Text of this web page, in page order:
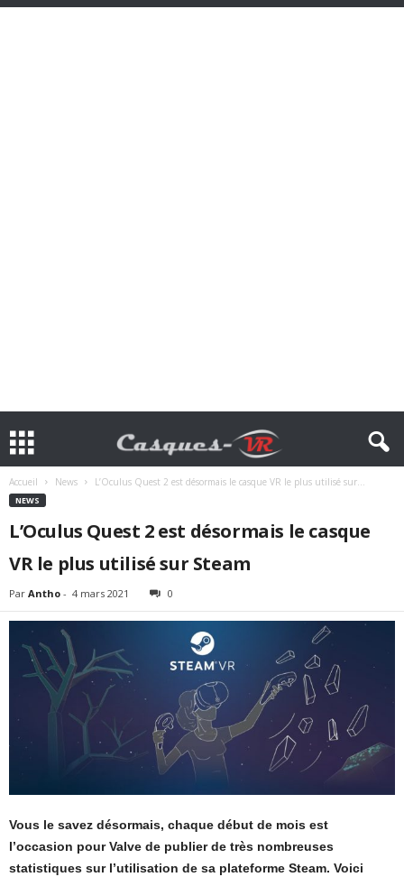
Accueil News L’Oculus Quest 2 est désormais le casque VR le plus utilisé sur...
NEWS
L’Oculus Quest 2 est désormais le casque
VR le plus utilisé sur Steam
Par Antho - 4 mars 2021 0
Vous le savez désormais, chaque début de mois est
l’occasion pour Valve de publier de très nombreuses
statistiques sur l’utilisation de sa plateforme Steam. Voici